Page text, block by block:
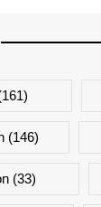
(146)
(33)